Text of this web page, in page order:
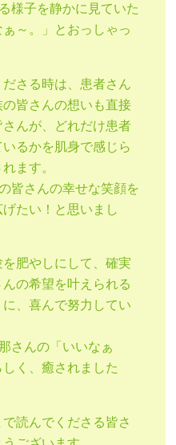
様子を静かに見ていた
～。」とおっしゃっ
さる時は、患者さん
皆さんの想いも直接
んが、どれだけ患者
るかを肌身で感じら
ます。
皆さんの幸せな笑顔を
たい！と思いまし
肥やしにして、確実
の希望を叶えられる
、喜んで努力してい
さんの「いいなぁ
く、癒されました
読んでくださる皆さ